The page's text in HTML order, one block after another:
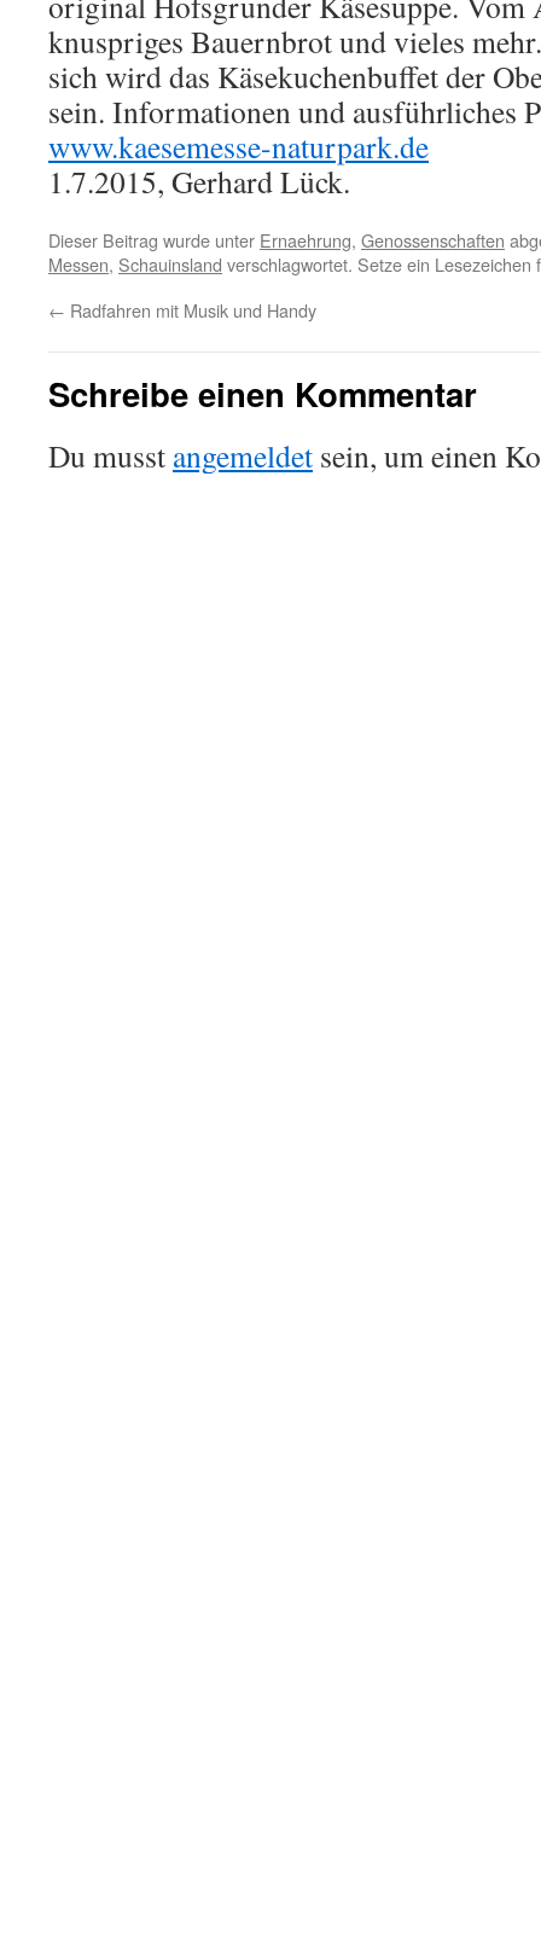
knuspriges Bauernbrot und vieles
sich wird das Käsekuchenbuffet der
sein. Informationen und ausführliches
www.kaesemesse-naturpark.de
1.7.2015, Gerhard Lück.
Dieser Beitrag wurde unter Ernaehrung, Genossenschaften
Messen, Schauinsland verschlagwortet. Setze ein
← Radfahren mit Musik und Handy
Schreibe einen Kommentar
Du musst angemeldet sein, um einen